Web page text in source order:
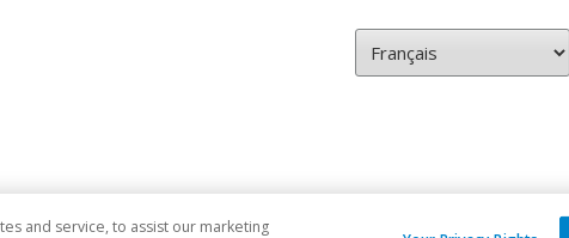
and service, to assist our marketing